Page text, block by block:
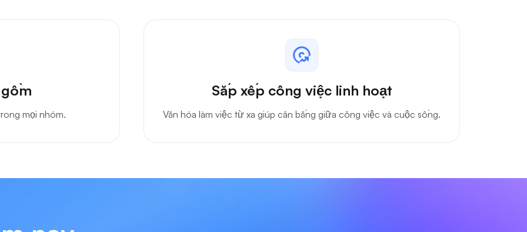
mọi nhóm. Văn hóa làm việc từ xa giúp cân bằng giữa công việc và cuộc sống.